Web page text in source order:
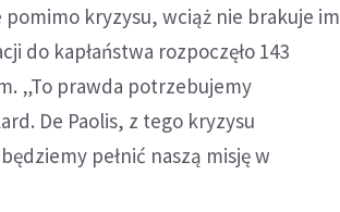
kryzysu, wciąż nie brakuje im
do kapłaństwa rozpoczęło 143
„To prawda potrzebujemy
De Paolis, z tego kryzysu
pełnić naszą misję w